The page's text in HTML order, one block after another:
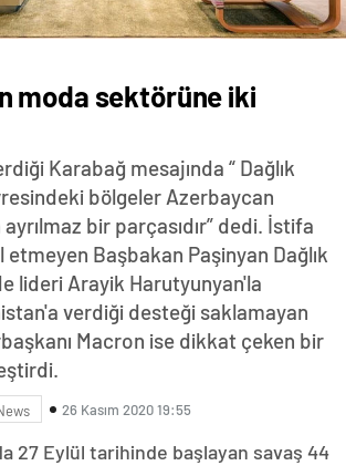
moda sektörüne iki
Karabağ mesajında “ Dağlık
bölgeler Azerbaycan
bir parçasıdır” dedi. İstifa
etmeyen Başbakan Paşinyan Dağlık
lideri Arayik Harutyunyan'la
verdiği desteği saklamayan
Macron ise dikkat çeken bir
26 Kasım 2020 19:55
27 Eylül tarihinde başlayan savaş 44